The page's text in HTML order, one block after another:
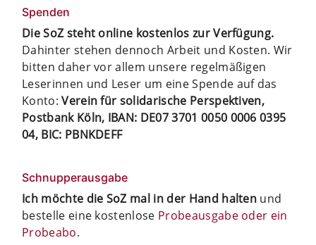
Spenden
Die SoZ steht online kostenlos zur Verfügung.
Dahinter stehen dennoch Arbeit und Kosten. Wir
bitten daher vor allem unsere regelmäßigen
Leserinnen und Leser um eine Spende auf das
Konto:Verein für solidarische Perspektiven,
Postbank Köln, IBAN: DE07 3701 0050 0006 0395
04, BIC: PBNKDEFF
Schnupperausgabe
Ich möchte die SoZ mal in der Hand halten und
bestelle eine kostenlose Probeausgabe oder ein
Probeabo.